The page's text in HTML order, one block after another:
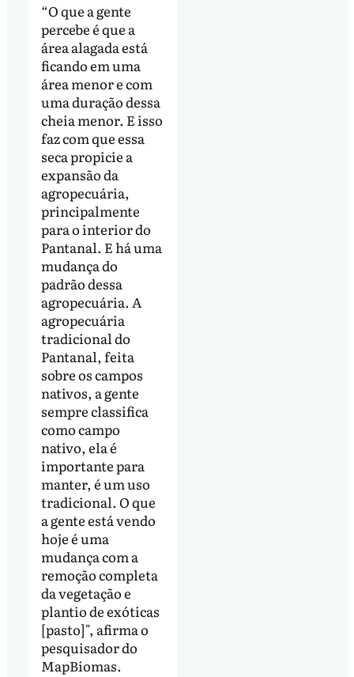
“O que a gente
percebe é que a
área alagada está
ficando em uma
área menor e com
uma duração dessa
cheia menor. E isso
faz com que essa
seca propicie a
expansão da
agropecuária,
principalmente
para o interior do
Pantanal. E há uma
mudança do
padrão dessa
agropecuária. A
agropecuária
tradicional do
Pantanal, feita
sobre os campos
nativos, a gente
sempre classifica
como campo
nativo, ela é
importante para
manter, é um uso
tradicional. O que
a gente está vendo
hoje é uma
mudança com a
remoção completa
da vegetação e
plantio de exóticas
[pasto]", afirma o
pesquisador do
MapBiomas.